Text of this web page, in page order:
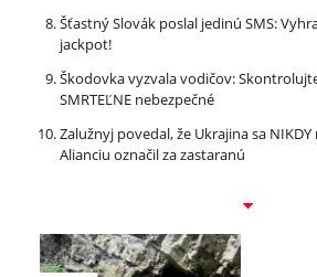
Šťastný Slovák poslal jedinú SMS:
jackpot!
Škodovka vyzvala vodičov:
SMRTEĽNE nebezpečné
Zalužnyj povedal, že Ukrajina sa
Alianciu označil za zastaranú